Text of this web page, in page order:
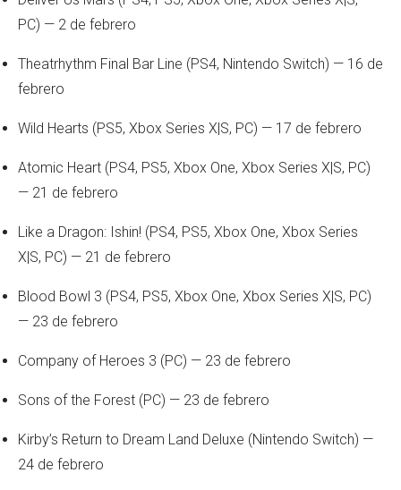
PC) — 2 de febrero
Theatrhythm Final Bar Line (PS4, Nintendo Switch) — 16 de
febrero
Wild Hearts (PS5, Xbox Series X|S, PC) — 17 de febrero
Atomic Heart (PS4, PS5, Xbox One, Xbox Series X|S, PC)
— 21 de febrero
Like a Dragon: Ishin! (PS4, PS5, Xbox One, Xbox Series
X|S, PC) — 21 de febrero
Blood Bowl 3 (PS4, PS5, Xbox One, Xbox Series X|S, PC)
— 23 de febrero
Company of Heroes 3 (PC) — 23 de febrero
Sons of the Forest (PC) — 23 de febrero
Kirby’s Return to Dream Land Deluxe (Nintendo Switch) —
24 de febrero